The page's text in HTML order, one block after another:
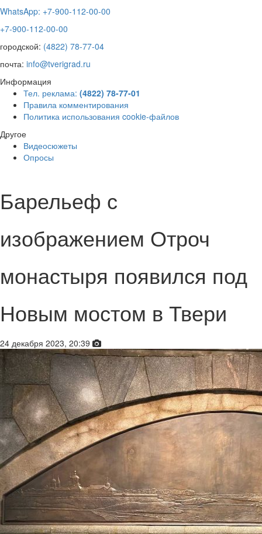
WhatsApp: +7-900-112-00-00
+7-900-112-00-00
городской: (4822) 78-77-04
почта: info@tverigrad.ru
Информация
Тел. реклама: (4822) 78-77-01
Правила комментирования
Политика использования cookie-файлов
Другое
Видеосюжеты
Опросы
Барельеф с
изображением Отроч
монастыря появился под
Новым мостом в Твери
24 декабря 2023, 20:39